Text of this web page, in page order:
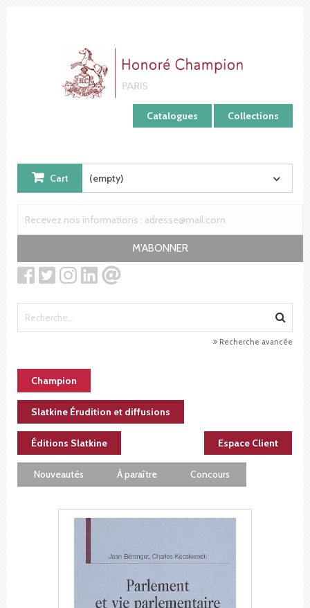
Catalogues Collections
Cart (empty)
M'ABONNER
Recherche avancée
Champion
Slatkine Érudition et diffusions
Éditions Slatkine Espace Client
Nouveautés À paraître Concours